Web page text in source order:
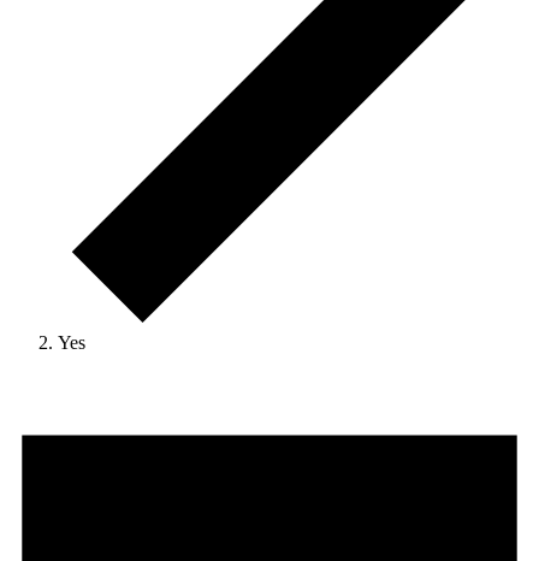
Yes